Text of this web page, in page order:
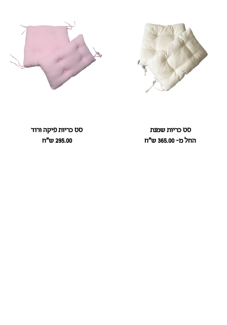
סט כריות שמנת
החל מ- 365.00
ש״ח
סט כריות פיקה ורוד
295.00 ש״ח